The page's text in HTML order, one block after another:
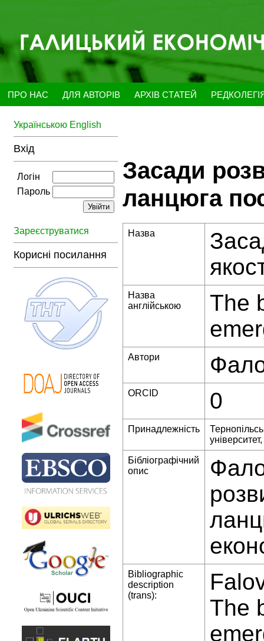
ПРО НАС ДЛЯ АВТОРІВ АРХІВ СТАТЕЙ
Українською English
Вхід
Логін
Пароль
Зареєструватися
Корисні посилання
Засади
ланцюга
Назва
Назва
англійською
The
Автори
ORCID 0
Принадлежність
Бібліографічний
опис
Bibliographic
description
(trans):
The